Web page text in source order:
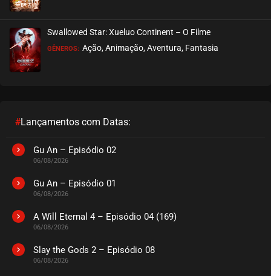
Swallowed Star: Xueluo Continent – O Filme
GÊNEROS: Ação, Animação, Aventura, Fantasia
#Lançamentos com Datas:
Gu An – Episódio 02
06/08/2026
Gu An – Episódio 01
06/08/2026
A Will Eternal 4 – Episódio 04 (169)
06/08/2026
Slay the Gods 2 – Episódio 08
06/08/2026